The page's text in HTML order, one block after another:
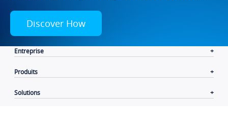
Discover How
Entreprise
Produits
Solutions